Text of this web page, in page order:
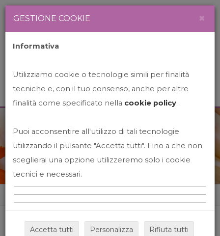
News&Events
Home News&events
GESTIONE COOKIE ×
Informativa
Utilizziamo cookie o tecnologie simili per finalità
tecniche e, con il tuo consenso, anche per altre
finalità come specificato nella cookie policy.
Puoi acconsentire all'utilizzo di tali tecnologie
utilizzando il pulsante "Accetta tutti". Fino a che non
sceglierai una opzione utilizzeremo solo i cookie
tecnici e necessari.
Accetta tutti Personalizza Rifiuta tutti